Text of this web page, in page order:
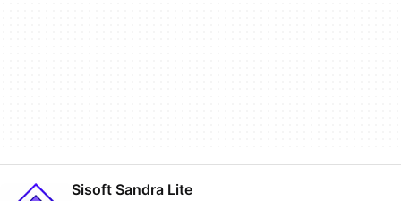
Sisoft Sandra Lite